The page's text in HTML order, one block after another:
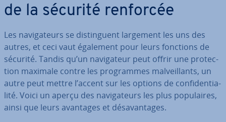
de la sécurité renforcée
Les na­vi­ga­teurs se dis­tin­guent largement les uns des
autres, et ceci vaut également pour leurs fonctions de
sécurité. Tandis qu’un na­vi­ga­teur peut offrir une pro­tec­
tion maximale contre les pro­grammes mal­veil­lants, un
autre peut mettre l’accent sur les options de con­fi­den­tia­
lité. Voici un aperçu des na­vi­ga­teurs les plus po­pu­laires,
ainsi que leurs avantages et dé­sa­van­tages.